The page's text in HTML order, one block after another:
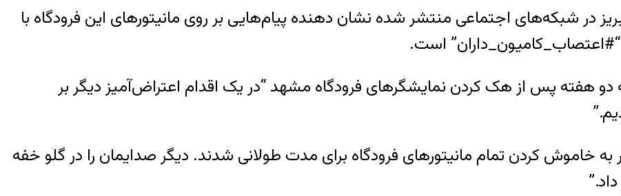
در شبکه‌های اجتماعی منتشر شده نشان دهنده پیام‌هایی بر روی مانیتورهای این فرودگاه با
است.
دو هفته پس از هک کردن نمایشگرهای فرودگاه مشهد “در یک اقدام اعتراض‌آمیز دیگر بر
به خاموش کردن تمام مانیتورهای فرودگاه برای مدت طولانی شدند. دیگر صدایمان را در گلو خفه